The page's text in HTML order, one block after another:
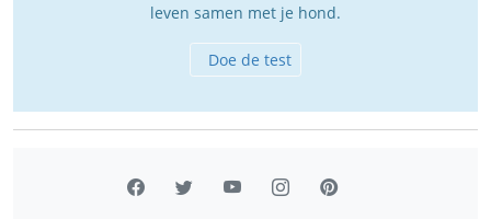
leven samen met je hond.
Doe de test